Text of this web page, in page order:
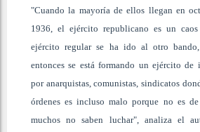
"Cuando la mayoría de ellos llegan en
1936, el ejército republicano es un
ejército regular se ha ido al otro
entonces se está formando un ejército de
por anarquistas, comunistas, sindicatos
órdenes es incluso malo porque no es
muchos no saben luchar", analiza el